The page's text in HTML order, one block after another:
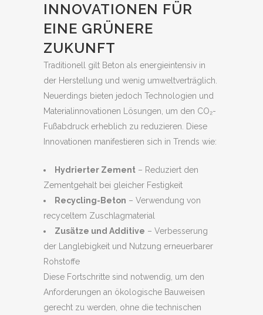
INNOVATIONEN FÜR
EINE GRÜNERE
ZUKUNFT
Traditionell gilt Beton als energieintensiv in
der Herstellung und wenig umweltverträglich.
Neuerdings bieten jedoch Technologien und
Materialinnovationen Lösungen, um den CO₂-
Fußabdruck erheblich zu reduzieren. Diese
Innovationen manifestieren sich in Trends wie:
Hydrierter Zement – Reduziert den
Zementgehalt bei gleicher Festigkeit
Recycling-Beton – Verwendung von
recyceltem Zuschlagmaterial
Zusätze und Additive – Verbesserung
der Langlebigkeit und Nutzung erneuerbarer
Rohstoffe
Diese Fortschritte sind notwendig, um den
Anforderungen an ökologische Bauweisen
gerecht zu werden, ohne die technischen